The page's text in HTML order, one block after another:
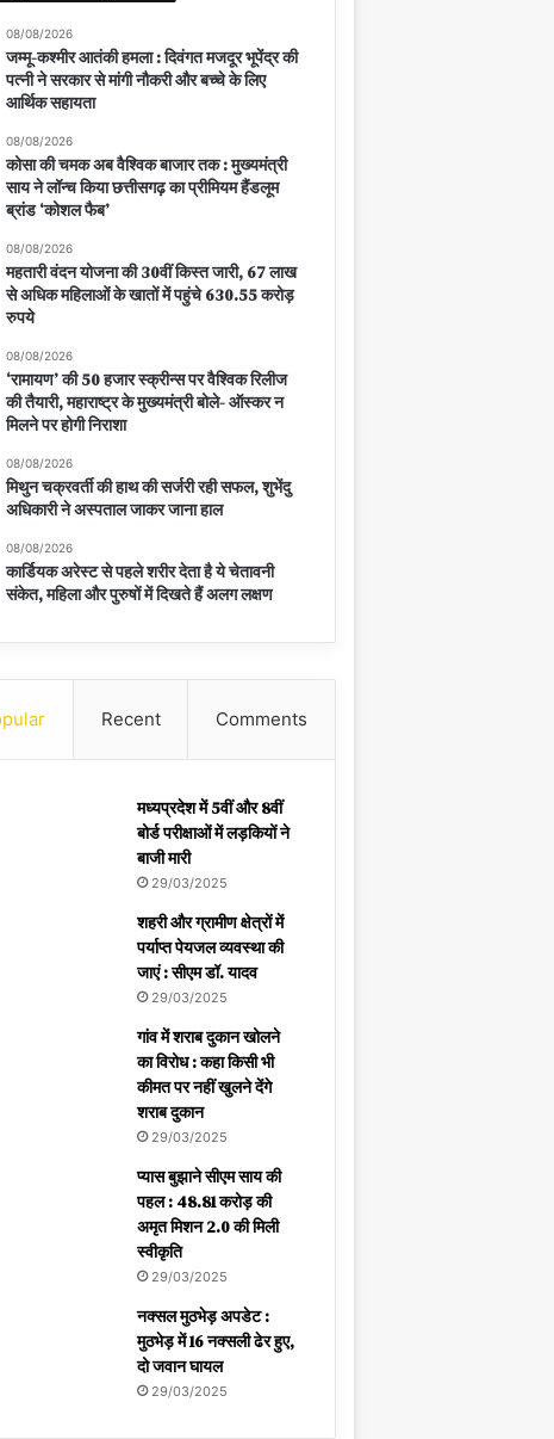
08/08/2026
जम्मू-कश्मीर आतंकी हमला : दिवंगत मजदूर भूपेंद्र की
पत्नी ने सरकार से मांगी नौकरी और बच्चे के लिए
आर्थिक सहायता
08/08/2026
कोसा की चमक अब वैश्विक बाजार तक : मुख्यमंत्री
साय ने लॉन्च किया छत्तीसगढ़ का प्रीमियम हैंडलूम
ब्रांड ‘कोशल फैब’
08/08/2026
महतारी वंदन योजना की 30वीं किस्त जारी, 67 लाख
से अधिक महिलाओं के खातों में पहुंचे 630.55 करोड़
रुपये
08/08/2026
‘रामायण’ की 50 हजार स्क्रीन्स पर वैश्विक रिलीज
की तैयारी, महाराष्ट्र के मुख्यमंत्री बोले- ऑस्कर न
मिलने पर होगी निराशा
08/08/2026
मिथुन चक्रवर्ती की हाथ की सर्जरी रही सफल, शुभेंदु
अधिकारी ने अस्पताल जाकर जाना हाल
08/08/2026
कार्डियक अरेस्ट से पहले शरीर देता है ये चेतावनी
संकेत, महिला और पुरुषों में दिखते हैं अलग लक्षण
Recent Comments
मध्यप्रदेश में 5वीं और 8वीं
बोर्ड परीक्षाओं में लड़कियों ने
बाजी मारी
29/03/2025
शहरी और ग्रामीण क्षेत्रों में
पर्याप्त पेयजल व्यवस्था की
जाएं : सीएम डॉ. यादव
29/03/2025
गांव में शराब दुकान खोलने
का विरोध : कहा किसी भी
कीमत पर नहीं खुलने देंगे
शराब दुकान
29/03/2025
प्यास बुझाने सीएम साय की
पहल : 48.81 करोड़ की
अमृत मिशन 2.0 की मिली
स्वीकृति
29/03/2025
नक्सल मुठभेड़ अपडेट :
मुठभेड़ में 16 नक्सली ढेर हुए,
दो जवान घायल
29/03/2025